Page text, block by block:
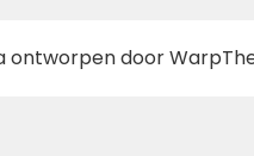
ontworpen door